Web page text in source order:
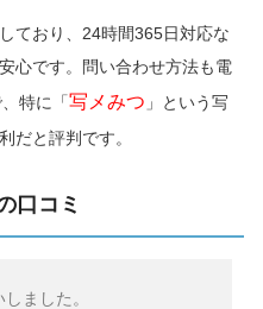
ており、24時間365日対応な
心です。問い合わせ方法も電
特に「写メみつ 」という写
だと評判です。
口コミ
ました。